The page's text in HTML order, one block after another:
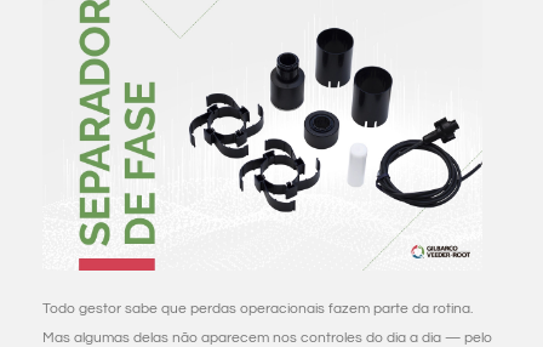
Todo gestor sabe que perdas operacionais fazem parte da rotina.
Mas algumas delas não aparecem nos controles do dia a dia — pelo